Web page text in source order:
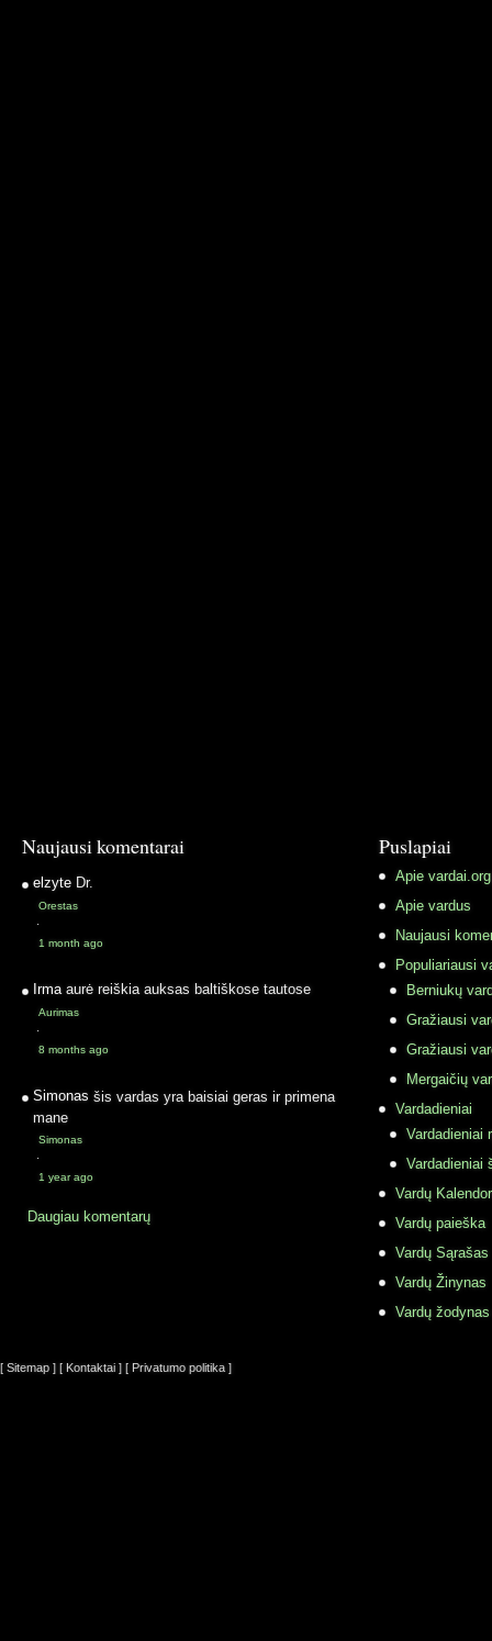
Naujausi komentarai
elzyte Dr.
Orestas
·
1 month ago
Irma aurė reiškia auksas baltiškose tautose
Aurimas
·
8 months ago
Simonas šis vardas yra baisiai geras ir primena
mane
Simonas
·
1 year ago
Daugiau komentarų
Puslapiai
Apie vardai.org
Apie vardus
Naujausi
Populiariausi
Berniukų
Gražiausi
Gražiausi
Mergaičių
Vardadieniai
Vardadieniai
Vardadieniai
Vardų
Vardų paieška
Vardų Sąrašas
Vardų Žinynas
Vardų
[ Sitemap ] [ Kontaktai ] [ Privatumo politika ]